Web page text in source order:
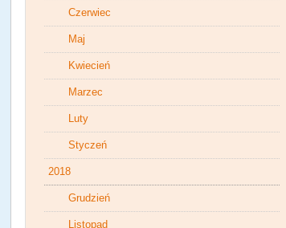
Czerwiec
Maj
Kwiecień
Marzec
Luty
Styczeń
2018
Grudzień
Listopad